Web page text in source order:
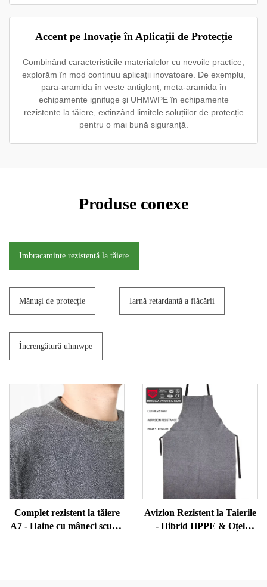
Accent pe Inovație în Aplicații de Protecție
Combinând caracteristicile materialelor cu nevoile practice,
explorăm în mod continuu aplicații inovatoare. De exemplu,
para-aramida în veste antiglonț, meta-aramida în
echipamente ignifuge și UHMWPE în echipamente
rezistente la tăiere, extinzând limitele soluțiilor de protecție
pentru o mai bună siguranță.
Produse conexe
Imbracaminte rezistentă la tăiere
Mănuși de protecție Iarnă retardantă a flăcării
Încrengătură uhmwpe
Complet rezistent la tăiere
A7 - Haine cu mâneci scurte
Avizion Rezistent la Taierile
- Hibrid HPPE & Oțel